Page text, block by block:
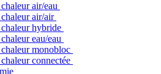
air/eau
air/air
hybride
eau/eau
monobloc
connectée